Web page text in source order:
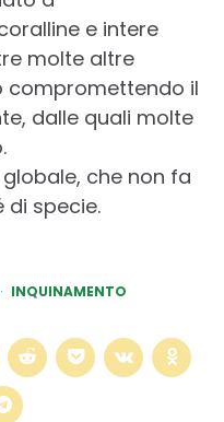
e intere
molte altre
compromettendo il
dalle quali molte
che non fa
di specie.
INQUINAMENTO